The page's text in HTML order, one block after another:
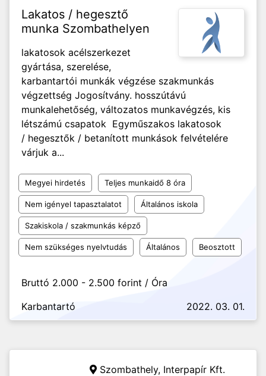
Lakatos / hegesztő
munka Szombathelyen
lakatosok acélszerkezet
gyártása, szerelése,
karbantartói munkák végzése szakmunkás
végzettség Jogosítvány. hosszútávú
munkalehetőség, változatos munkavégzés, kis
létszámú csapatok Egyműszakos lakatosok
/ hegesztők / betanított munkások felvételére
várjuk a...
Megyei hirdetés Teljes munkaidő 8 óra
Nem igényel tapasztalatot Általános iskola
Szakiskola / szakmunkás képző
Nem szükséges nyelvtudás Általános Beosztott
Bruttó 2.000 - 2.500 forint / Óra
Karbantartó
2022. 03. 01.
Szombathely, Interpapír Kft.